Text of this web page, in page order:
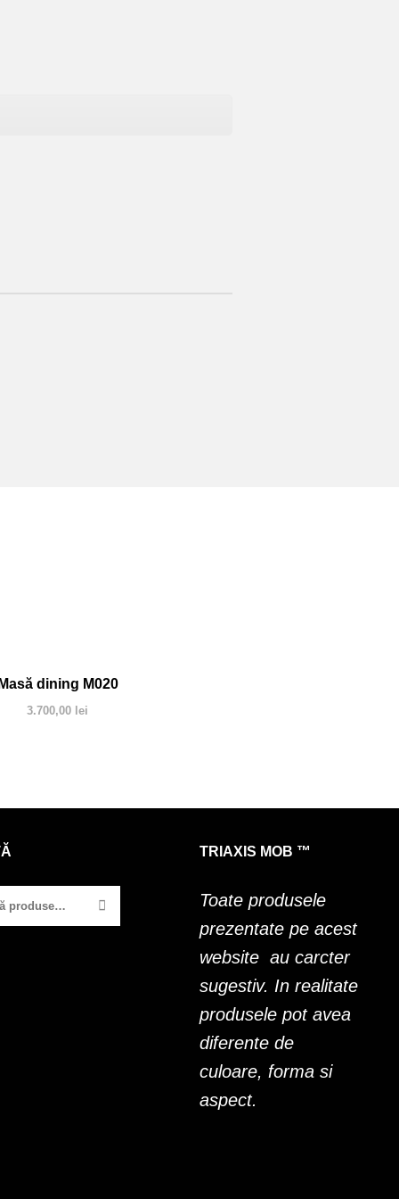
Masă dining M020
3.700,00 lei
TRIAXIS MOB ™
Toate produsele
prezentate pe acest
website au carcter
sugestiv. In realitate
produsele pot avea
diferente de
culoare, forma si
aspect.